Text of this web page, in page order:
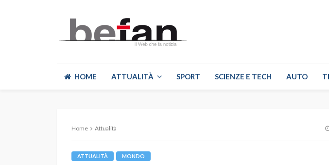
HOME ATTUALITÀ SPORT SCIENZE E TECH AUTO
Home Attualità
ATTUALITÀ MONDO